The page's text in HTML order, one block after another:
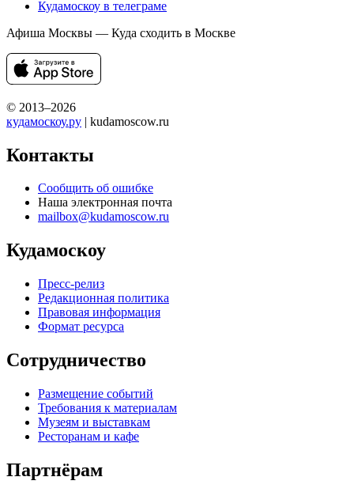
Кудамоскоу в телеграме
Афиша Москвы — Куда сходить в Москве
© 2013–2026
кудамоскоу.ру | kudamoscow.ru
Контакты
Сообщить об ошибке
Наша электронная почта
mailbox@kudamoscow.ru
Кудамоскоу
Пресс-релиз
Редакционная политика
Правовая информация
Формат ресурса
Сотрудничество
Размещение событий
Требования к материалам
Музеям и выставкам
Ресторанам и кафе
Партнёрам